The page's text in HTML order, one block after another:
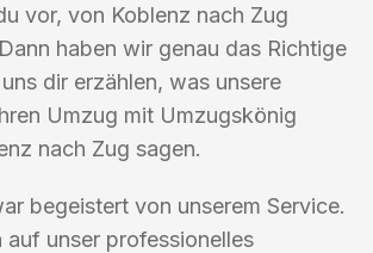
vor, von Koblenz nach Zug
haben wir genau das Richtige
dir erzählen, was unsere
Umzug mit Umzugskönig
nach Zug sagen.
begeistert von unserem Service.
auf unser professionelles